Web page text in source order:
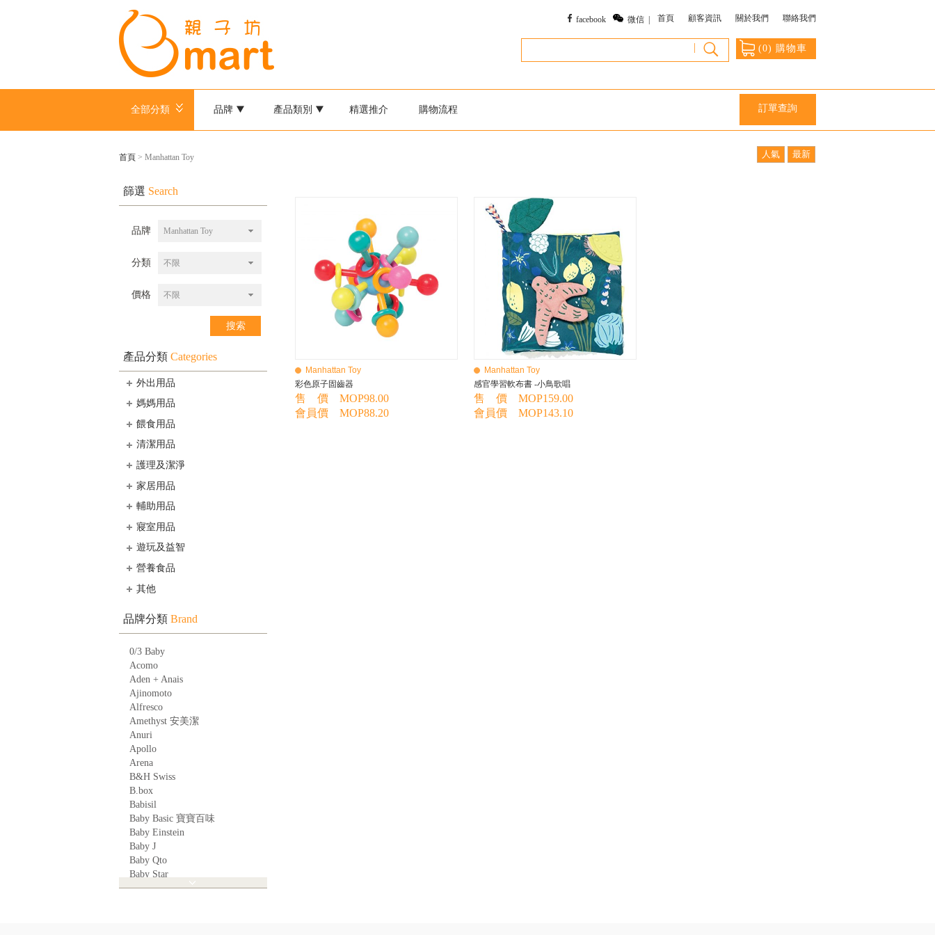
facebook 微信 | 首頁 顧客資訊 關於我們 聯絡我們
(0) 購物車
|
全部分類 品牌 產品類別 精選推介 購物流程 訂單查詢
首頁 > Manhattan Toy
篩選 Search
品牌 Manhattan Toy
分類 不限
價格 不限
產品分類 Categories
外出用品
媽媽用品
餵食用品
清潔用品
護理及潔淨
家居用品
輔助用品
寢室用品
遊玩及益智
營養食品
其他
品牌分類 Brand
0/3 Baby
Acomo
Aden + Anais
Ajinomoto
Alfresco
Amethyst 安美潔
Anuri
Apollo
Arena
B&H Swiss
B.box
Babisil
Baby Basic 寶寶百味
Baby Einstein
Baby J
Baby Qto
Baby Star
BabyBest
Manhattan Toy
彩色原子固齒器
售 價 MOP98.00
會員價 MOP88.20
Manhattan Toy
感官學習軟布書 -小鳥歌唱
售 價 MOP159.00
會員價 MOP143.10